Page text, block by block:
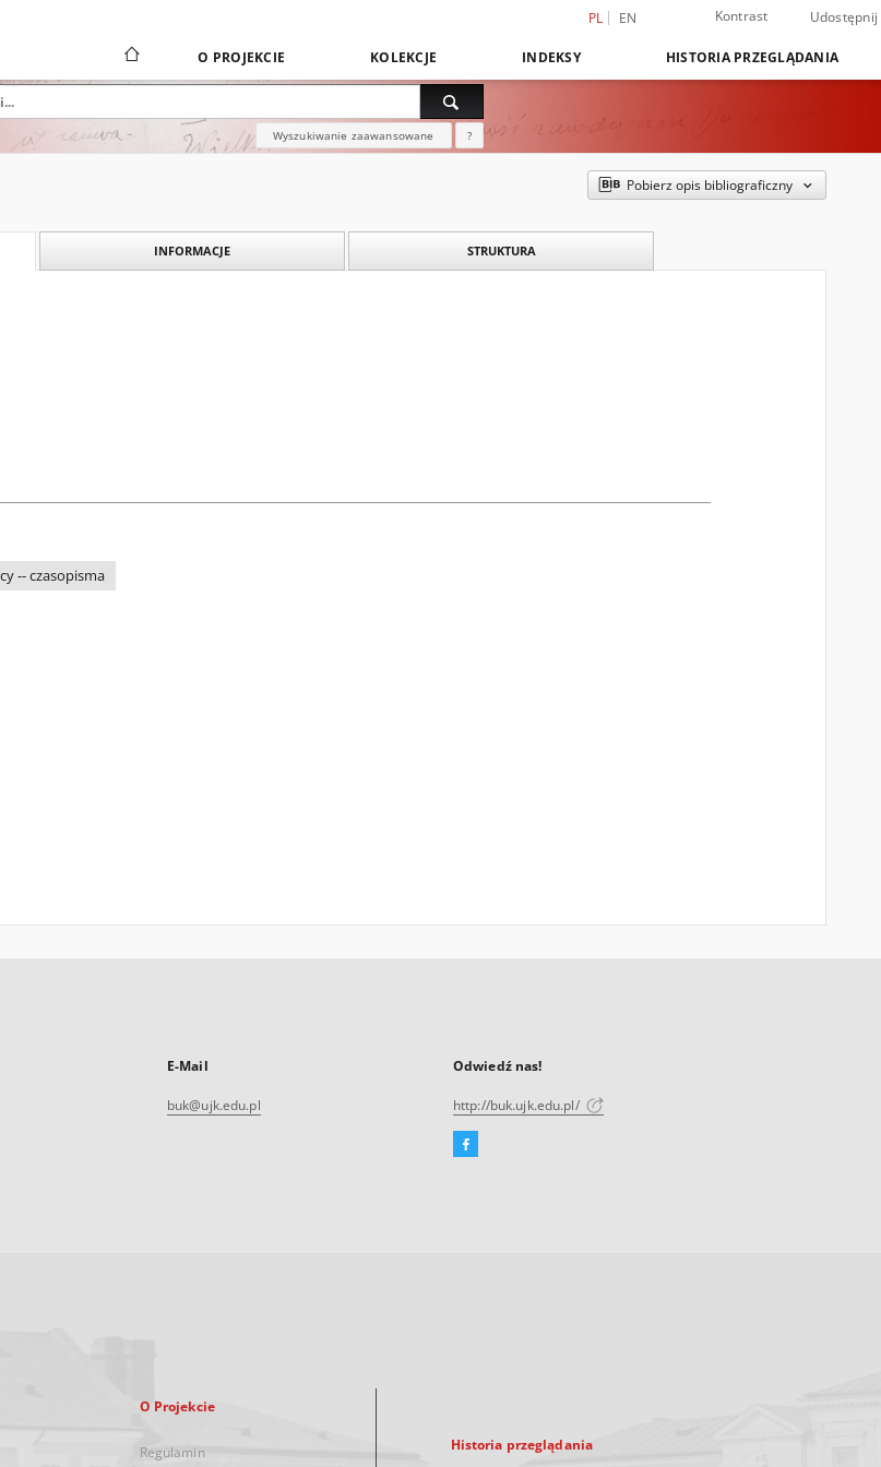
PL EN Kontrast Udostępnij
O PROJEKCIE KOLEKCJE INDEKSY HISTORIA PRZEGLĄDANIA
Wyszukiwanie zaawansowane ?
Pobierz opis bibliograficzny
INFORMACJE STRUKTURA
-- czasopisma
E-Mail
buk@ujk.edu.pl
Odwiedź nas!
http://buk.ujk.edu.pl/
Facebook
O Projekcie
Regulamin Historia przeglądania